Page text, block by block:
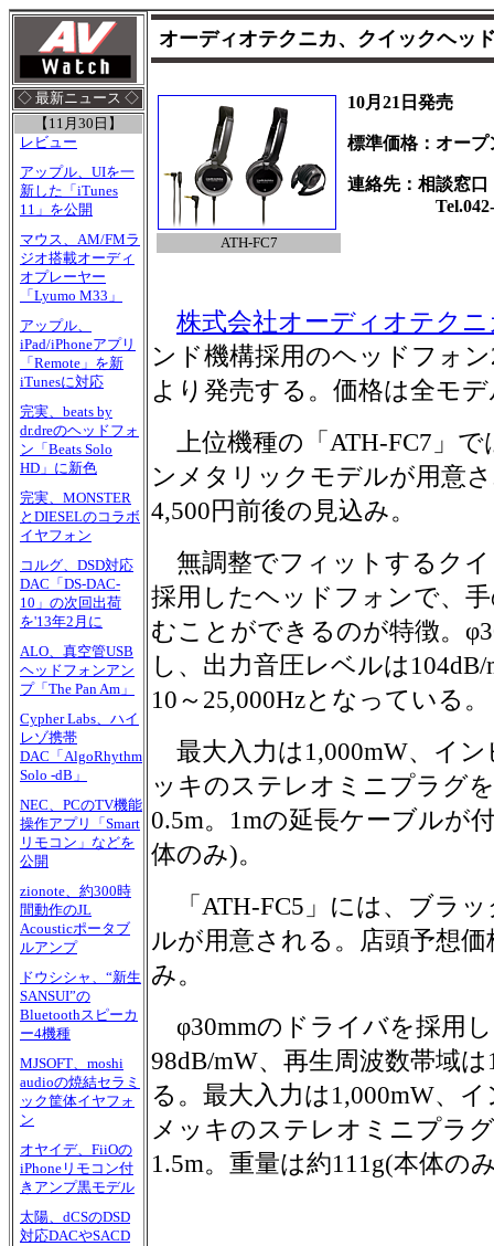
◇ 最新ニュース ◇
【11月30日】
レビュー
アップル、UIを一
新した「iTunes
11」を公開
マウス、AM/FMラ
ジオ搭載オーディ
オプレーヤー
「Lyumo M33」
アップル、
iPad/iPhoneアプリ
「Remote」を新
iTunesに対応
完実、beats by
dr.dreのヘッドフォ
ン「Beats Solo
HD」に新色
完実、MONSTER
とDIESELのコラボ
イヤフォン
コルグ、DSD対応
DAC「DS-DAC-
10」の次回出荷
を'13年2月に
ALO、真空管USB
ヘッドフォンアン
プ「The Pan Am」
Cypher Labs、ハイ
レゾ携帯
DAC「AlgoRhythm
Solo -dB」
NEC、PCのTV機能
操作アプリ「Smart
リモコン」などを
公開
zionote、約300時
間動作のJL
Acousticポータブ
ルアンプ
ドウシシャ、“新生
SANSUI”の
Bluetoothスピーカ
ー4機種
MJSOFT、moshi
audioの焼結セラミ
ック筐体イヤフォ
ン
オヤイデ、FiiOの
iPhoneリモコン付
きアンプ黒モデル
太陽、dCSのDSD
対応DACやSACD
オーディオテクニカ、クイックヘッ
ATH-FC7
10月21日発売
標準価格：オープ
連絡先：相談窓口
Tel.042-
株式会社オーディオテクニ
ンド機構採用のヘッドフォ
より発売する。価格は全モ
上位機種の「ATH-FC7」
ンメタリックモデルが用意
4,500円前後の見込み。
無調整でフィットするク
採用したヘッドフォンで、
むことができるのが特徴。
し、出力音圧レベルは
10～25,000Hzとなっている。
最大入力は1,000mW、イ
ッキのステレオミニプラグ
0.5m。1mの延長ケーブルが
体のみ)。
「ATH-FC5」には、ブラ
ルが用意される。店頭予想
み。
φ30mmのドライバを採用
98dB/mW、再生周波数帯域
る。最大入力は1,000mW、
メッキのステレオミニプラ
1.5m。重量は約111g(本体の